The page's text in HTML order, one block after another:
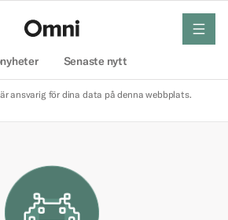
Senaste nytt
meny
ansvarig för dina data på denna webbplats.